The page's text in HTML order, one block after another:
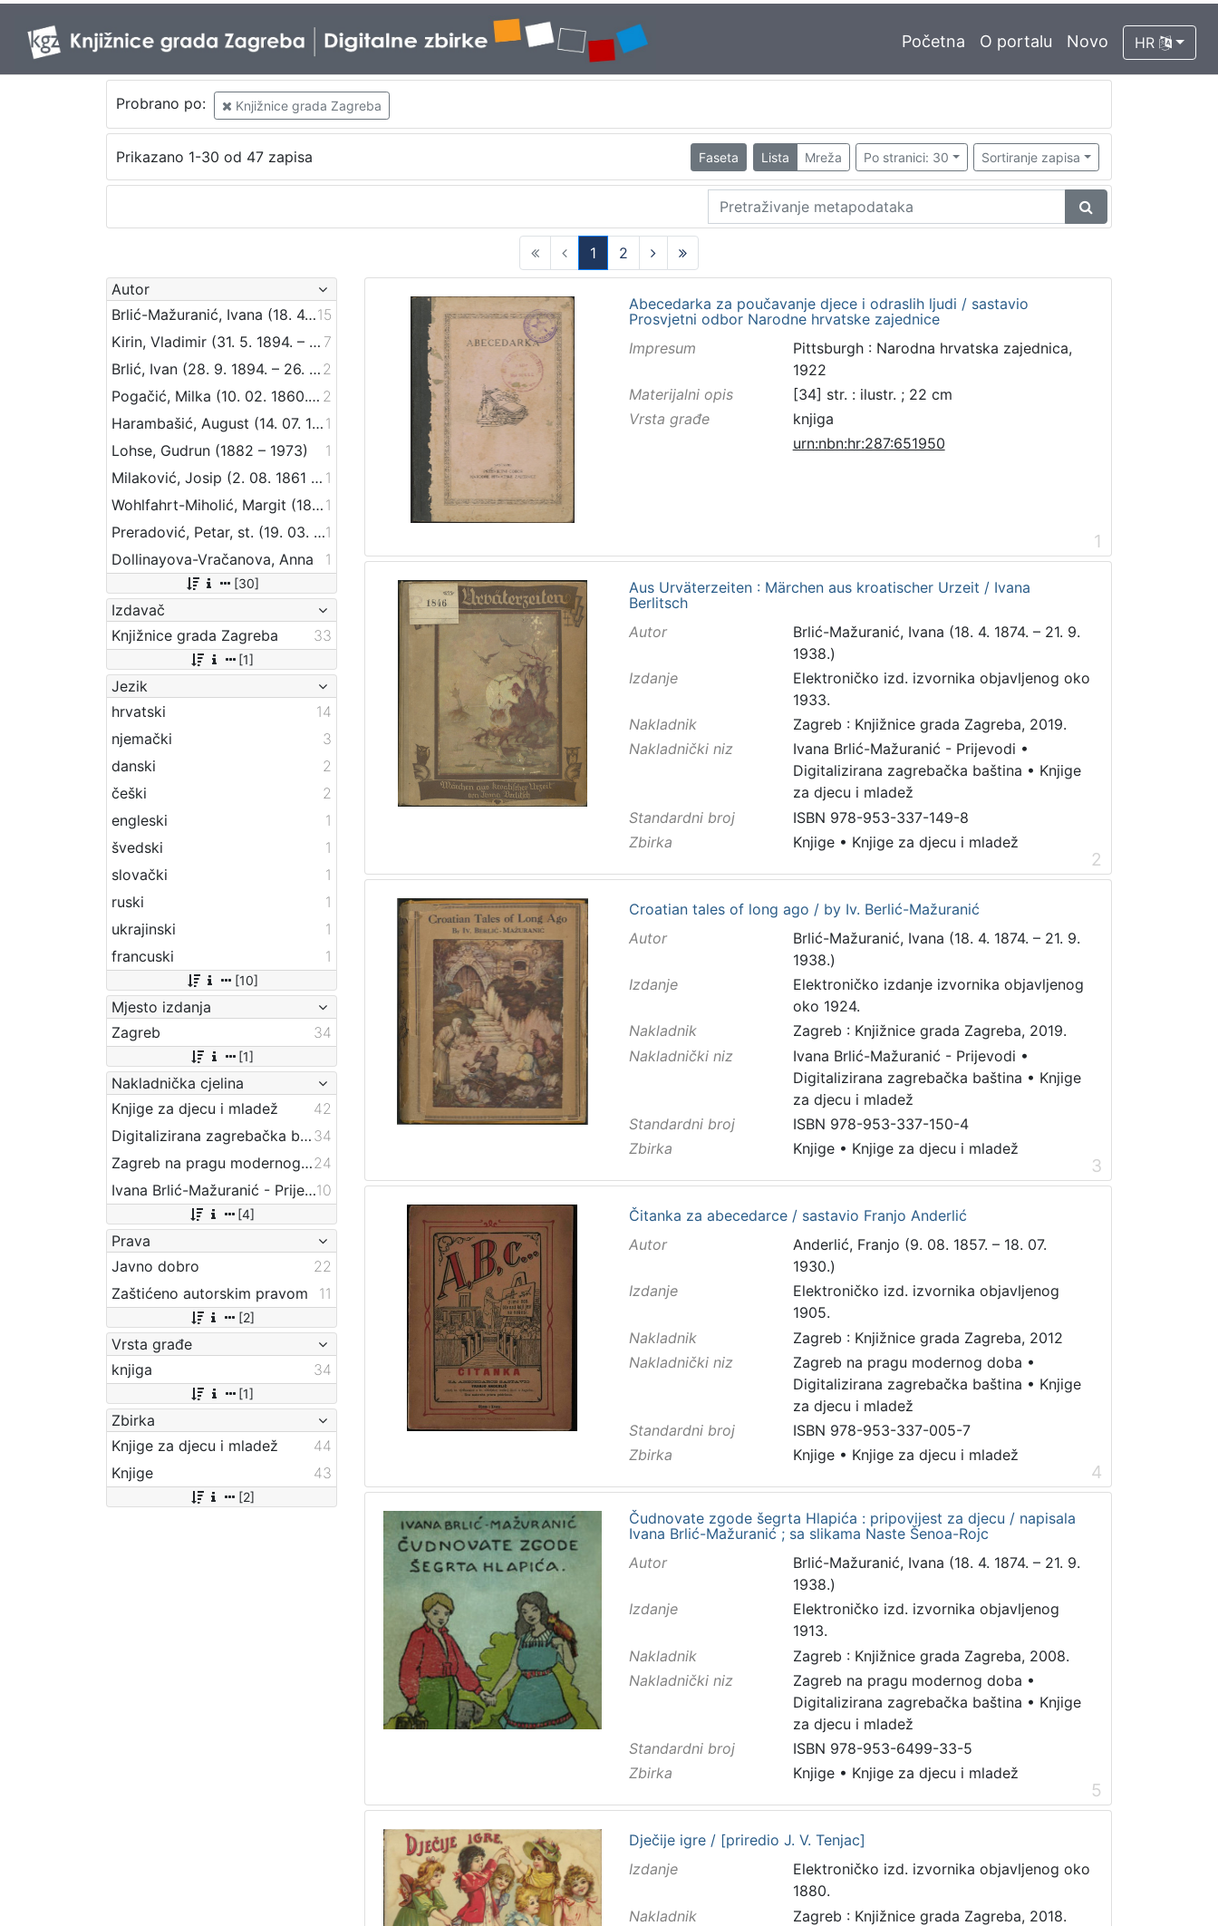
Početna O portalu Novo HR
Probrano po: Knjižnice grada Zagreba
Prikazano 1-30 od 47 zapisa Faseta Lista Mreža Po stranici: 30 Sortiranje zapisa
1
(current)
2
Autor
Brlić-Mažuranić, Ivana (18. 4. 1874. – 21. 9. 1938.)15
Kirin, Vladimir (31. 5. 1894. – 5. 10. 1963.) 7
Brlić, Ivan (28. 9. 1894. – 26. 4. 1977.) 2
Pogačić, Milka (10. 02. 1860. – 11. 04. 1936.) 2
Harambašić, August (14. 07. 1861. – 16. 07. 1911.) 1
Lohse, Gudrun (1882 – 1973)
1
Milaković, Josip (2. 08. 1861 – 4. 08. 1921) 1
Wohlfahrt-Miholić, Margit (1898) 1
Preradović, Petar, st. (19. 03. 1818 – 18. 08. 1872)1
Dollinayova-Vračanova, Anna
1
[30]
Izdavač
Knjižnice grada Zagreba
33
[1]
Jezik
hrvatski
14
njemački
3
danski
2
češki
2
engleski
1
švedski
1
slovački
1
ruski
1
ukrajinski
1
francuski
1
[10]
Mjesto izdanja
Zagreb
34
[1]
Nakladnička cjelina
Knjige za djecu i mladež
42
Digitalizirana zagrebačka baština 34
Zagreb na pragu modernog doba24
Ivana Brlić-Mažuranić - Prijevodi10
[4]
Prava
Javno dobro
22
Zaštićeno autorskim pravom
11
[2]
Vrsta građe
knjiga
34
[1]
Zbirka
Knjige za djecu i mladež
44
Knjige
43
[2]
Abecedarka za poučavanje djece i odraslih ljudi / sastavio
Prosvjetni odbor Narodne hrvatske zajednice
Impresum
Pittsburgh : Narodna hrvatska zajednica,
1922
Materijalni opis
[34] str. : ilustr. ; 22 cm
Vrsta građe
knjiga
urn:nbn:hr:287:651950
1
Aus Urväterzeiten : Märchen aus kroatischer Urzeit / Ivana
Berlitsch
Autor
Brlić-Mažuranić, Ivana (18. 4. 1874. – 21. 9.
1938.)
Izdanje
Elektroničko izd. izvornika objavljenog oko
1933.
Nakladnik
Zagreb : Knjižnice grada Zagreba, 2019.
Nakladnički niz
Ivana Brlić-Mažuranić - Prijevodi •
Digitalizirana zagrebačka baština • Knjige
za djecu i mladež
Standardni broj
ISBN 978-953-337-149-8
Zbirka
Knjige• Knjige za djecu i mladež
2
Croatian tales of long ago / by Iv. Berlić-Mažuranić
Autor
Brlić-Mažuranić, Ivana (18. 4. 1874. – 21. 9.
1938.)
Izdanje
Elektroničko izdanje izvornika objavljenog
oko 1924.
Nakladnik
Zagreb : Knjižnice grada Zagreba, 2019.
Nakladnički niz
Ivana Brlić-Mažuranić - Prijevodi •
Digitalizirana zagrebačka baština • Knjige
za djecu i mladež
Standardni broj
ISBN 978-953-337-150-4
Zbirka
Knjige• Knjige za djecu i mladež
3
Čitanka za abecedarce / sastavio Franjo Anderlić
Autor
Anderlić, Franjo (9. 08. 1857. – 18. 07.
1930.)
Izdanje
Elektroničko izd. izvornika objavljenog
1905.
Nakladnik
Zagreb : Knjižnice grada Zagreba, 2012
Nakladnički niz
Zagreb na pragu modernog doba •
Digitalizirana zagrebačka baština • Knjige
za djecu i mladež
Standardni broj
ISBN 978-953-337-005-7
Zbirka
Knjige• Knjige za djecu i mladež
4
Čudnovate zgode šegrta Hlapića : pripovijest za djecu / napisala
Ivana Brlić-Mažuranić ; sa slikama Naste Šenoa-Rojc
Autor
Brlić-Mažuranić, Ivana (18. 4. 1874. – 21. 9.
1938.)
Izdanje
Elektroničko izd. izvornika objavljenog
1913.
Nakladnik
Zagreb : Knjižnice grada Zagreba, 2008.
Nakladnički niz
Zagreb na pragu modernog doba •
Digitalizirana zagrebačka baština • Knjige
za djecu i mladež
Standardni broj
ISBN 978-953-6499-33-5
Zbirka
Knjige• Knjige za djecu i mladež
5
Dječije igre / [priredio J. V. Tenjac]
Izdanje
Elektroničko izd. izvornika objavljenog oko
1880.
Nakladnik
Zagreb : Knjižnice grada Zagreba, 2018.